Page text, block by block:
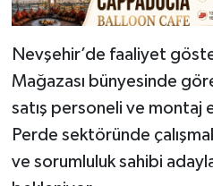
Nevşehir’de faaliyet
Mağazası bünyesinde
satış personeli ve montaj
Perde sektöründe
ve sorumluluk sahibi